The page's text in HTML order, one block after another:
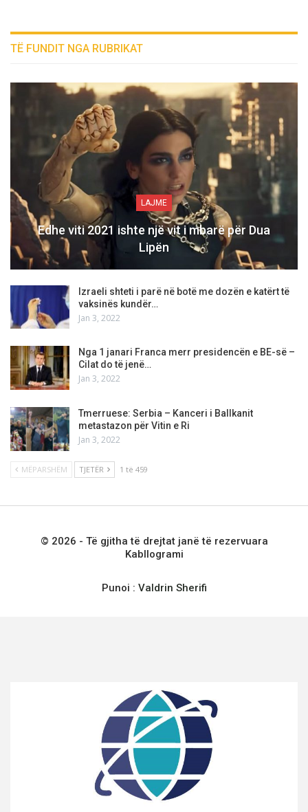
TË FUNDIT NGA RUBRIKAT
LAJME
Edhe viti 2021 ishte një vit i mbarë për Dua
Lipën
Izraeli shteti i parë në botë me dozën e katërt të
vaksinës kundër…
Jan 3, 2022
Nga 1 janari Franca merr presidencën e BE-së –
Cilat do të jenë…
Jan 3, 2022
Tmerruese: Serbia – Kanceri i Ballkanit
metastazon për Vitin e Ri
Jan 3, 2022
MËPARSHËM TJETËR 1 të 459
© 2026 - Të gjitha të drejtat janë të rezervuara
Kabllogrami
Punoi : Valdrin Sherifi